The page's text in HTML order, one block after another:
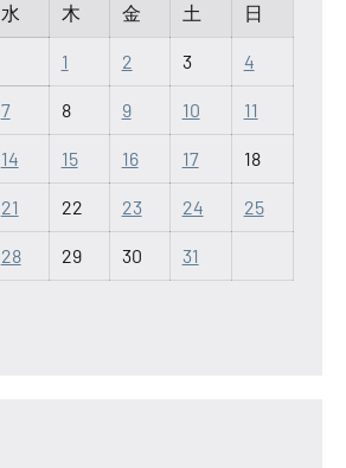
水 木 金 土 日
1 2 3 4
7 8 9 10 11
14 15 16 17 18
21 22 23 24 25
28 29 30 31